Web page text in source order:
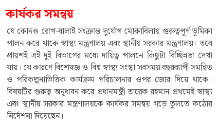
কার্যকর সমন্বয়
যে কোনও রোগ-বালাই সংক্রান্ত দুর্যোগ মোকাবিলায় গুরুত্বপূর্ণ ভূমিকা
পালন করে থাকে স্বাস্থ্য মন্ত্রণালয় এবং স্থানীয় সরকার মন্ত্রণালয়। তবে
প্রায়শই এই দুই বিভাগের মধ্যে দায়িত্ব পালনে কিছুটা বিচ্ছিন্নতা দেখা
যায়। যে কারণে বিশেষজ্ঞ ও বিশ্ব স্বাস্থ্য সংস্থা সবসময় বছরব্যাপী সমন্বিত
ও পরিকল্পনাভিত্তিক কার্যক্রম পরিচালনার ওপর জোর দিয়ে থাকে।
বিষয়টির গুরুত্ব অনুধাবন করে প্রধানমন্ত্রী তারেক রহমান প্রথমেই স্বাস্থ্য
এবং স্থানীয় সরকার মন্ত্রণালয়কে কার্যকর সমন্বয় গড়ে তুলতে কঠোর
নির্দেশনা দিয়েছেন।